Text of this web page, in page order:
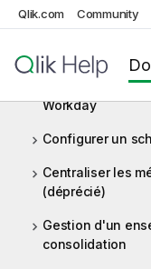
Qlik.com Community
Centraliser les
Snowflake
Centraliser des
Workday
Configurer un
Centraliser les
(déprécié)
Gestion d'un
consolidation